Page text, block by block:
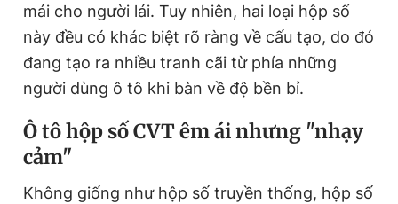
mái cho người lái. Tuy nhiên, hai loại hộp số
này đều có khác biệt rõ ràng về cấu tạo, do đó
đang tạo ra nhiều tranh cãi từ phía những
người dùng ô tô khi bàn về độ bền bỉ.
Ô tô hộp số CVT êm ái nhưng "nhạy
cảm"
Không giống như hộp số truyền thống, hộp số